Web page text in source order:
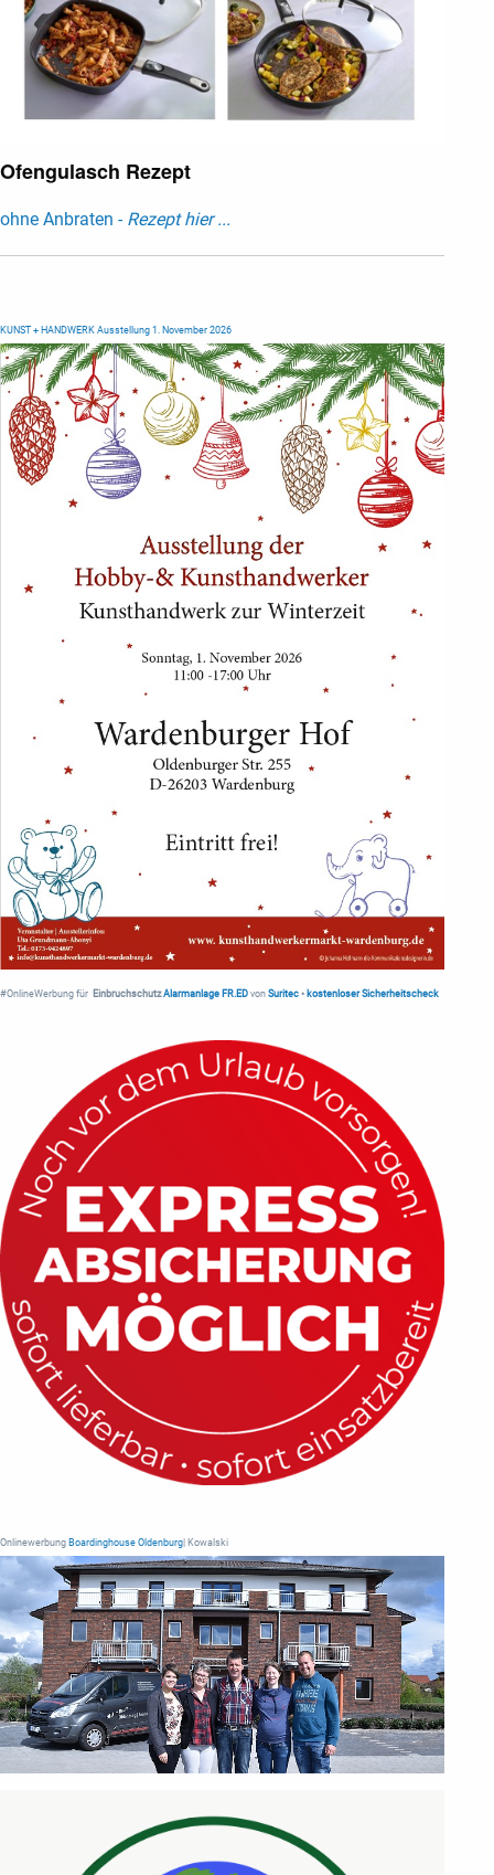
Ofengulasch Rezept
ohne Anbraten - Rezept hier ...
KUNST + HANDWERK Ausstellung 1. November 2026
#OnlineWerbung für Einbruchschutz Alarmanlage FR.ED von Suritec • kostenloser Sicherheitscheck
Onlinewerbung Boardinghouse Oldenburg | Kowalski